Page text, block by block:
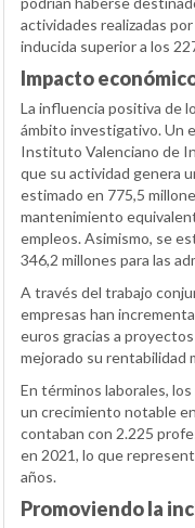
actividades realizadas
inducida superior a los
Impacto
La influencia positiva de
ámbito investigativo. Un
Instituto Valenciano de
que su actividad genera
estimado en 775,5
mantenimiento
empleos. Asimismo, se
346,2 millones para las
A través del trabajo
empresas han
euros gracias a
mejorado su rentabilidad
En términos laborales,
un crecimiento notable
contaban con 2.225
en 2021, lo que
años.
Promoviendo la